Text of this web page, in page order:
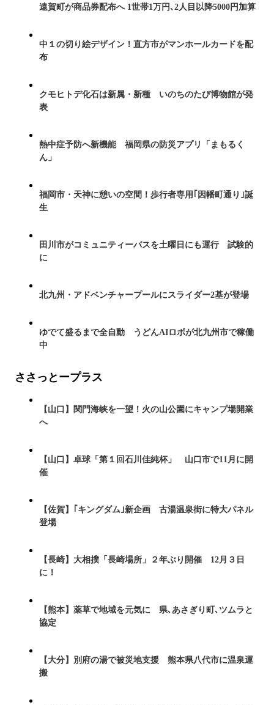
遠賀町が商品券配布へ 1世帯1万円､2人目以降5000円加算
中１の切り絵デザイン！直方市がマンホールカードを配
布
クモヒトデ化石は新属・新種 いのちのたび博物館が発
表
熱中症予防へ新機能 福岡県の防災アプリ「まもるく
ん」
福岡市・天神に憩いの空間！歩行者専用｢因幡町通り｣誕
生
田川市がコミュニティーバスを土曜日にも運行 試験的
に
北九州・アドベンチャープールにスライダー2基が登場
ゆでて盛るまで全自動 うどんAIロボが北九州市で稼働
中
ささっとープラス
【山口】関門海峡を一望！火の山公園にキャンプ場開業
へ
【山口】卓球「第１回石川佳純杯」 山口市で11月に開
催
【佐賀】｢キングダム｣新企画 古湯温泉街に特大パネル
登場
【長崎】大相撲「長崎場所」２年ぶり開催 12月３日
に！
【熊本】薬草で地域を元気に 県､あさぎり町､ツムラと
協定
【大分】別府の湯で被災地支援 熊本県八代市に温泉運
搬